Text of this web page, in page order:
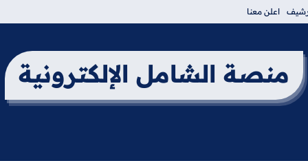
اعلن معنا
منصة الشامل الإلكترونية